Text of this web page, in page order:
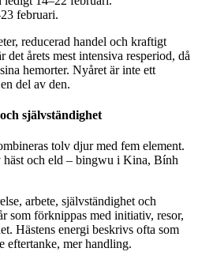
februari.
reducerad handel och kraftigt
det årets mest intensiva resperiod, då
hemorter. Nyåret är inte ett
del av den.
självständighet
tolv djur med fem element.
och eld – bingwu i Kina, Bính
arbete, självständighet och
som förknippas med initiativ, resor,
Hästens energi beskrivs ofta som
eftertanke, mer handling.